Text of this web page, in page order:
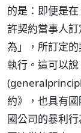
的是：即便是
許契約當事人
為」，所訂定
執行。這可以
約》，也具有
國公司的暴利